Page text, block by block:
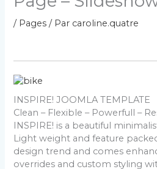
/ Pages / Par caroline.quatre
INSPIRE!JOOMLA TEMPLATE
Clean – Flexible – Powerfull –
INSPIRE! is a beautiful
Light weight and feature
design trend and comes
overrides and custom styling